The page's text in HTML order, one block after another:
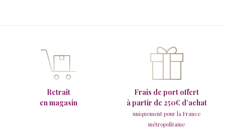
Retrait
en magasin
Frais de port offert
à partir de 250€ d’achat
uniquement pour la France
métropolitaine